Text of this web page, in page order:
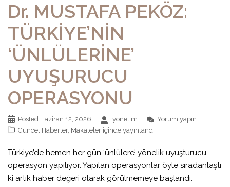
Dr. MUSTAFA PEKÖZ:
TÜRKİYE’NİN
‘ÜNLÜLERİNE’
UYUŞURUCU
OPERASYONU
Posted Haziran 12, 2026 yonetim
Yorum yapın
Güncel Haberler, Makaleler içinde yayınlandı
Türkiye’de hemen her gün ‘ünlülere’ yönelik uyuşturucu
operasyon yapılıyor. Yapılan operasyonlar öyle sıradanlaştı
ki artık haber değeri olarak görülmemeye başlandı.